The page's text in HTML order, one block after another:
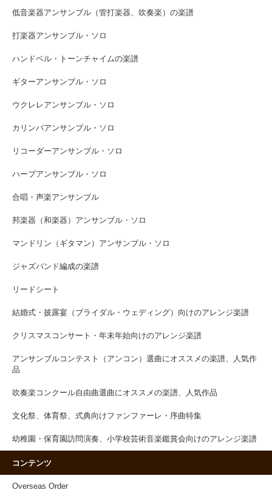
低音楽器アンサンブル（管打楽器、吹奏楽）の楽譜
打楽器アンサンブル・ソロ
ハンドベル・トーンチャイムの楽譜
ギターアンサンブル・ソロ
ウクレレアンサンブル・ソロ
カリンバアンサンブル・ソロ
リコーダーアンサンブル・ソロ
ハープアンサンブル・ソロ
合唱・声楽アンサンブル
邦楽器（和楽器）アンサンブル・ソロ
マンドリン（ギタマン）アンサンブル・ソロ
ジャズバンド編成の楽譜
リードシート
結婚式・披露宴（ブライダル・ウェディング）向けのアレンジ楽譜
クリスマスコンサート・年末年始向けのアレンジ楽譜
アンサンブルコンテスト（アンコン）選曲にオススメの楽譜、人気作
品
吹奏楽コンクール自由曲選曲にオススメの楽譜、人気作品
文化祭、体育祭、式典向けファンファーレ・序曲特集
幼稚園・保育園訪問演奏、小学校芸術音楽鑑賞会向けのアレンジ楽譜
コンテンツ
Overseas Order